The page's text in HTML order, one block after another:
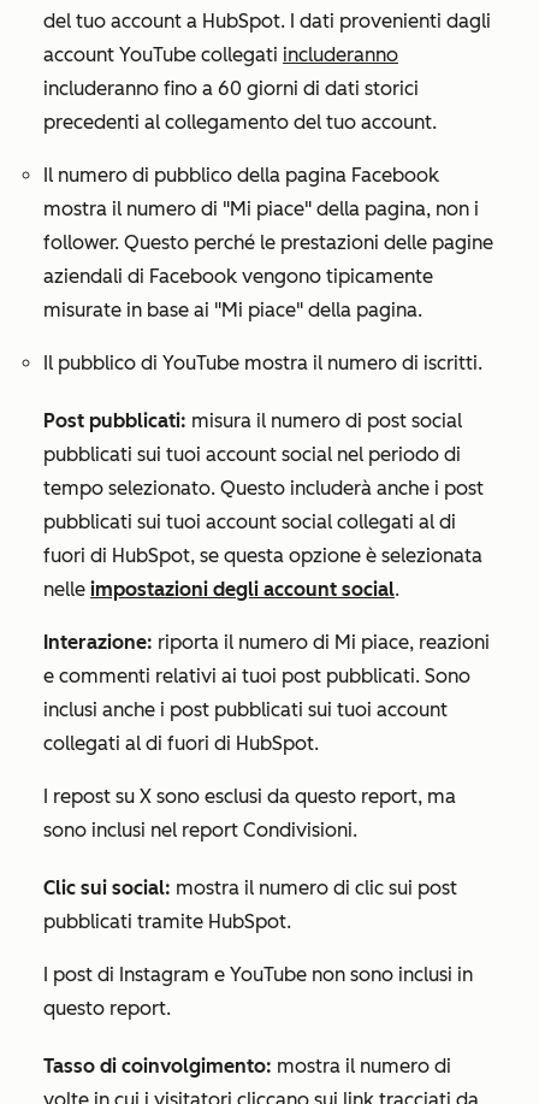
del tuo account a HubSpot. I dati provenienti dagli
account YouTube collegati includeranno
includeranno fino a 60 giorni di dati storici
precedenti al collegamento del tuo account.
Il numero di pubblico della pagina Facebook
mostra il numero di "Mi piace" della pagina, non i
follower. Questo perché le prestazioni delle pagine
aziendali di Facebook vengono tipicamente
misurate in base ai "Mi piace" della pagina.
Il pubblico di YouTube mostra il numero di iscritti.
Post pubblicati: misura il numero di post social
pubblicati sui tuoi account social nel periodo di
tempo selezionato. Questo includerà anche i post
pubblicati sui tuoi account social collegati al di
fuori di HubSpot, se questa opzione è selezionata
nelle impostazioni degli account social.
Interazione: riporta il numero di Mi piace, reazioni
e commenti relativi ai tuoi post pubblicati. Sono
inclusi anche i post pubblicati sui tuoi account
collegati al di fuori di HubSpot.
I repost su X sono esclusi da questo report, ma
sono inclusi nel report Condivisioni.
Clic sui social: mostra il numero di clic sui post
pubblicati tramite HubSpot.
I post di Instagram e YouTube non sono inclusi in
questo report.
Tasso di coinvolgimento: mostra il numero di